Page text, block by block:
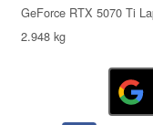
GeForce RTX 5070 Ti
2.948 kg